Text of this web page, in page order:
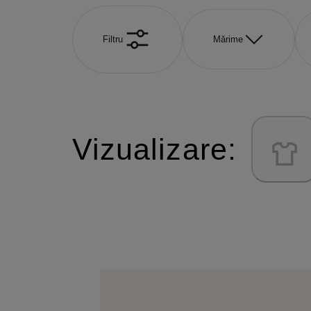
Filtru Mărime
Vizualizare: